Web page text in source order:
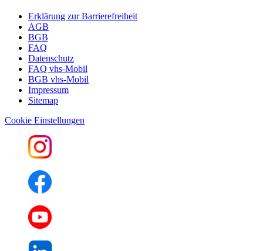
Erklärung zur Barrierefreiheit
AGB
BGB
FAQ
Datenschutz
FAQ vhs-Mobil
BGB vhs-Mobil
Impressum
Sitemap
Cookie Einstellungen